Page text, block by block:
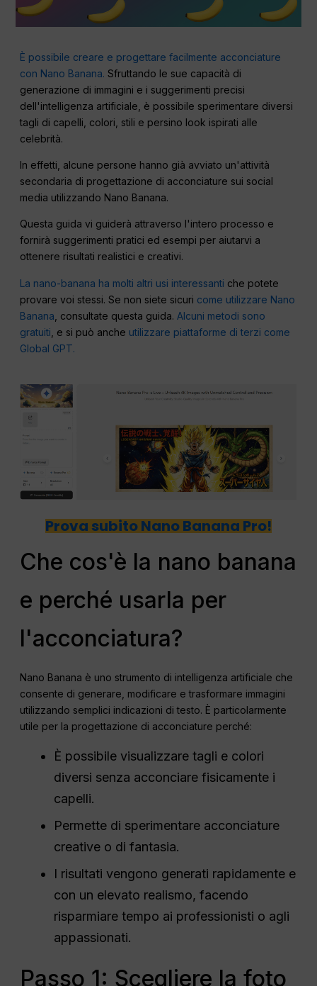
È possibile creare e progettare facilmente acconciature
con Nano Banana.Sfruttando le sue capacità di
generazione di immagini e i suggerimenti precisi
dell'intelligenza artificiale, è possibile sperimentare diversi
tagli di capelli, colori, stili e persino look ispirati alle
celebrità.
In effetti, alcune persone hanno già avviato un'attività
secondaria di progettazione di acconciature sui social
media utilizzando Nano Banana.
Questa guida vi guiderà attraverso l'intero processo e
fornirà suggerimenti pratici ed esempi per aiutarvi a
ottenere risultati realistici e creativi.
La nano-banana ha molti altri usi interessanti che potete
provare voi stessi. Se non siete sicuri come utilizzare Nano
Banana , consultate questa guida.Alcuni metodi sono
gratuiti , e si può anche utilizzare piattaforme di terzi come
Global GPT.
Prova subito Nano Banana Pro!
Che cos'è la nano banana
e perché usarla per
l'acconciatura?
Nano Banana è uno strumento di intelligenza artificiale che
consente di generare, modificare e trasformare immagini
utilizzando semplici indicazioni di testo. È particolarmente
utile per la progettazione di acconciature perché:
È possibile visualizzare tagli e colori
diversi senza acconciare fisicamente i
capelli.
Permette di sperimentare acconciature
creative o di fantasia.
I risultati vengono generati rapidamente e
con un elevato realismo, facendo
risparmiare tempo ai professionisti o agli
appassionati.
Passo 1: Scegliere la foto